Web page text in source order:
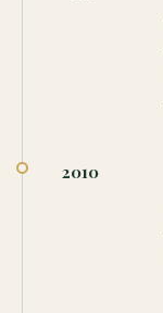
2010